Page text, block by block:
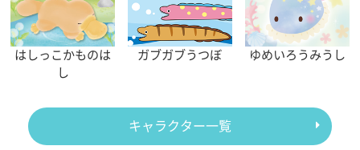
はしっこかものは
し
ガブガブうつぼ ゆめいろうみうし
キャラクター一覧